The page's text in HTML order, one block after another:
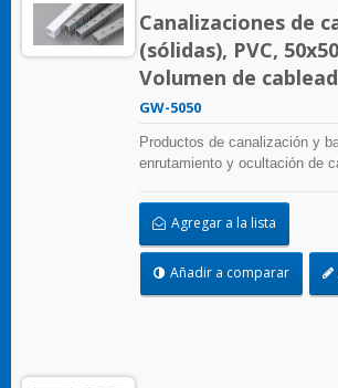
Canalizaciones de
(sólidas), PVC,
Volumen de
GW-5050
Productos de canalización y
enrutamiento y ocultación de
numerosas configuraciones,
y colores para adaptarse a
Seleccione entre una amplia
y herramientas para una fácil
Agregar a la lista
Añadir a comparar